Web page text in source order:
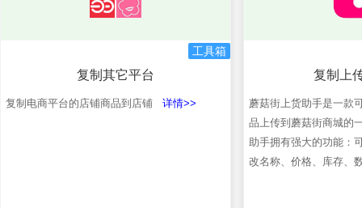
工具箱
复制其它平台
复制电商平台的店铺商品到店铺 详情>>
复制上
蘑菇街上货助手是一款
品上传到蘑菇街商城的
助手拥有强大的功能：
改名称、价格、库存